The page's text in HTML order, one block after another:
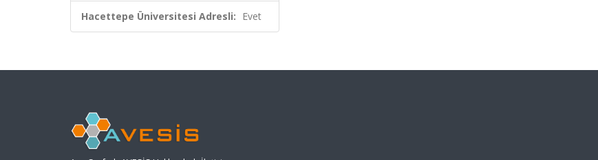
Hacettepe Üniversitesi Adresli: Evet